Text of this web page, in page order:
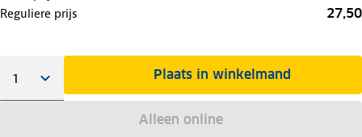
Reguliere prijs 27,50
Plaats in winkelmand
Alleen online